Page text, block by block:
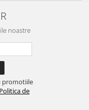
noastre
promotiile
Politica de